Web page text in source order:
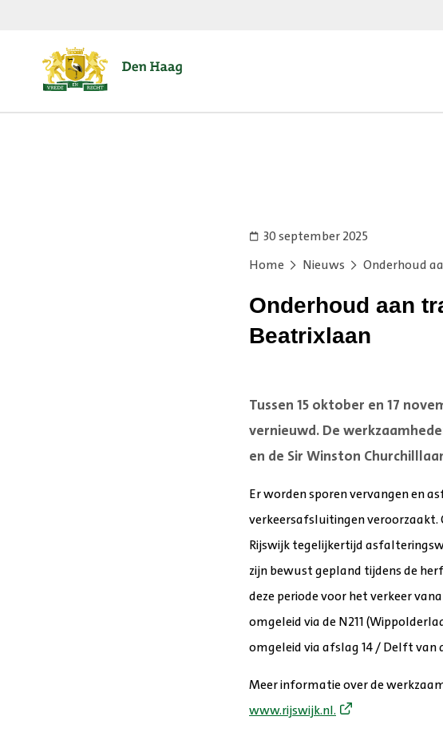
Onderhoud aan
Beatrixlaan
30 september 2025
Home
Nieuws Onderhoud
Tussen 15 oktober en 17
vernieuwd. De
en de Sir Winston
Er worden sporen vervangen en
verkeersafsluitingen veroorzaakt.
Rijswijk tegelijkertijd
zijn bewust gepland tijdens de
deze periode voor het verkeer
omgeleid via de N211
omgeleid via afslag 14 / Delft van
Meer informatie over de
www.rijswijk.nl.